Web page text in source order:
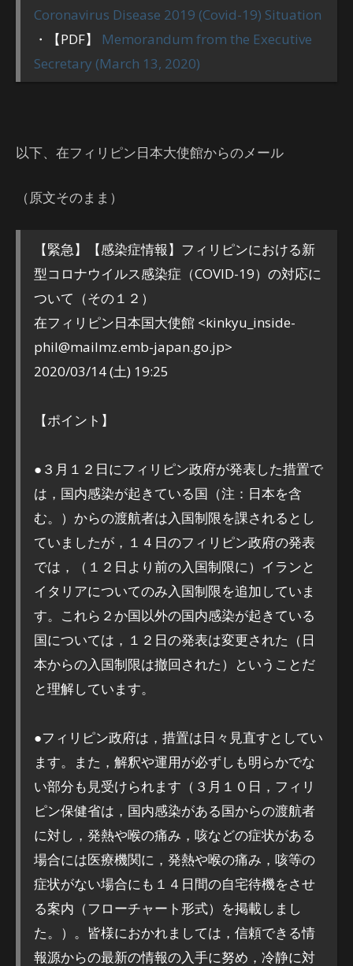
Coronavirus Disease 2019 (Covid-19) Situation
・【PDF】
Memorandum from the Executive
Secretary (March 13, 2020)
以下、在フィリピン日本大使館からのメール
（原文そのまま）
【緊急】【感染症情報】フィリピンにおける新
型コロナウイルス感染症（COVID-19）の対応に
ついて（その１２）
在フィリピン日本国大使館 <kinkyu_inside-
phil@mailmz.emb-japan.go.jp>
2020/03/14 (土) 19:25
【ポイント】
●３月１２日にフィリピン政府が発表した措置で
は，国内感染が起きている国（注：日本を含
む。）からの渡航者は入国制限を課されるとし
ていましたが，１４日のフィリピン政府の発表
では，（１２日より前の入国制限に）イランと
イタリアについてのみ入国制限を追加していま
す。これら２か国以外の国内感染が起きている
国については，１２日の発表は変更された（日
本からの入国制限は撤回された）ということだ
と理解しています。
●フィリピン政府は，措置は日々見直すとしてい
ます。また，解釈や運用が必ずしも明らかでな
い部分も見受けられます（３月１０日，フィリ
ピン保健省は，国内感染がある国からの渡航者
に対し，発熱や喉の痛み，咳などの症状がある
場合には医療機関に，発熱や喉の痛み，咳等の
症状がない場合にも１４日間の自宅待機をさせ
る案内（フローチャート形式）を掲載しまし
た。）。皆様におかれましては，信頼できる情
報源からの最新の情報の入手に努め，冷静に対